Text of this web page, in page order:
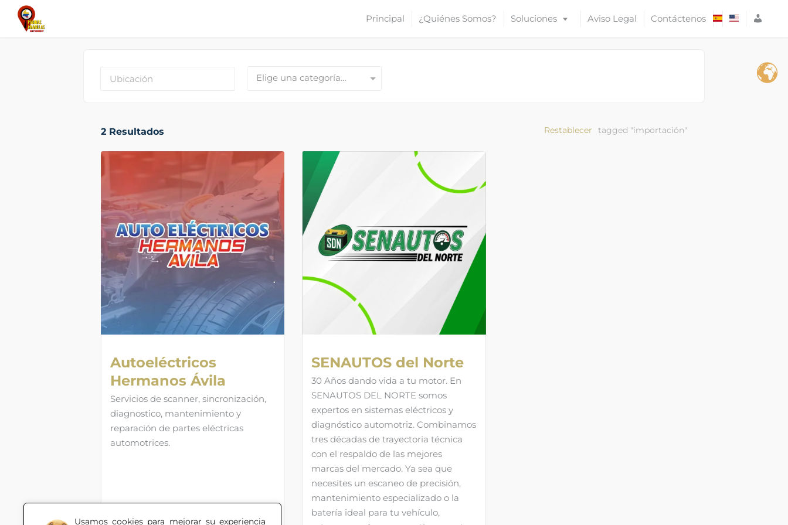
Usamos cookies para mejorar su experiencia
Principal ¿Quiénes Somos? Soluciones Aviso Legal Contáctenos
S
O
Elige una categoría…
2 Resultados tagged "importación"
Restablecer
Autoeléctricos
Hermanos Ávila
Servicios de scanner, sincronización,
diagnostico, mantenimiento y
reparación de partes eléctricas
automotrices.
SENAUTOS del Norte
30 Años dando vida a tu motor. En
SENAUTOS DEL NORTE somos
expertos en sistemas eléctricos y
diagnóstico automotriz. Combinamos
tres décadas de trayectoria técnica
con el respaldo de las mejores
marcas del mercado. Ya sea que
necesites un escaneo de precisión,
mantenimiento especializado o la
batería ideal para tu vehículo,